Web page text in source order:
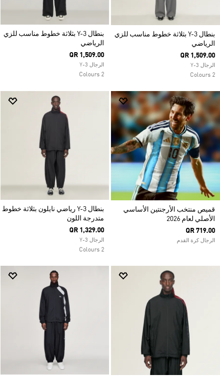
بنطال Y-3 بثلاثة خطوط مناسب للزي
الرياضي
QR 1,509.00
الرجال Y-3
2 Colours
بنطال Y-3 بثلاثة خطوط مناسب للزي
الرياضي
QR 1,509.00
الرجال Y-3
2 Colours
قميص منتخب الأرجنتين الأساسي
الأصلي لعام 2026
QR 719.00
الرجال كرة القدم
بنطال Y-3 رياضي نايلون بثلاثة خطوط
متدرجة اللون
QR 1,329.00
الرجال Y-3
2 Colours